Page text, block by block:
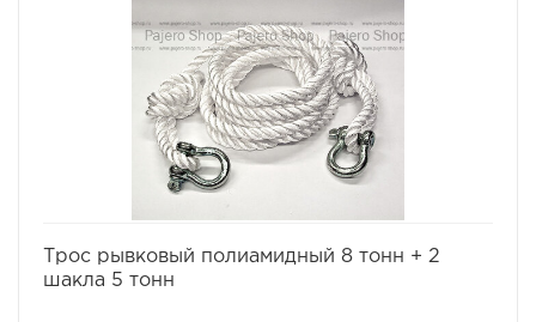
Трос рывковый полиамидный 8 тонн + 2
шакла 5 тонн